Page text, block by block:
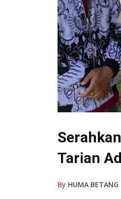
Tarian
By HUMA BETANG